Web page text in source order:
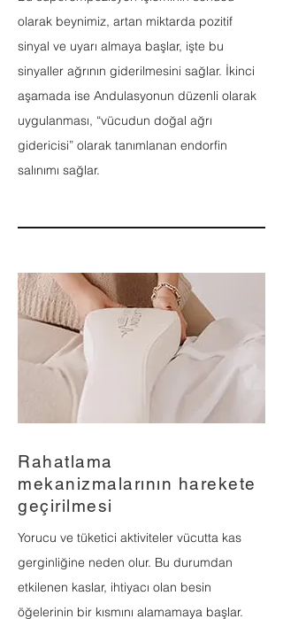
olarak beynimiz, artan miktarda pozitif
sinyal ve uyarı almaya başlar, işte bu
sinyaller ağrının giderilmesini sağlar. İkinci
aşamada ise Andulasyonun düzenli olarak
uygulanması, “vücudun doğal ağrı
gidericisi” olarak tanımlanan endorfin
salınımı sağlar.
Rahatlama
mekanizmalarının harekete
geçirilmesi
Yorucu ve tüketici aktiviteler vücutta kas
gerginliğine neden olur. Bu durumdan
etkilenen kaslar, ihtiyacı olan besin
öğelerinin bir kısmını alamamaya başlar.